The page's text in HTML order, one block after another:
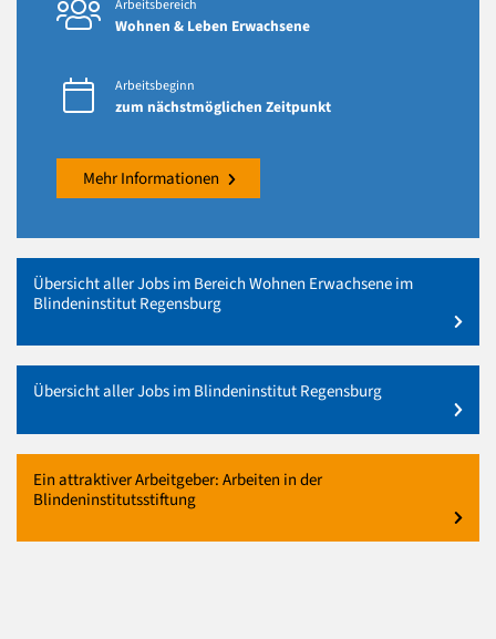
Arbeitsbereich
Wohnen & Leben Erwachsene
Arbeitsbeginn
zum nächstmöglichen Zeitpunkt
Mehr Informationen
Übersicht aller Jobs im Bereich Wohnen Erwachsene im
Blindeninstitut Regensburg
Übersicht aller Jobs im Blindeninstitut Regensburg
Ein attraktiver Arbeitgeber: Arbeiten in der
Blindeninstitutsstiftung